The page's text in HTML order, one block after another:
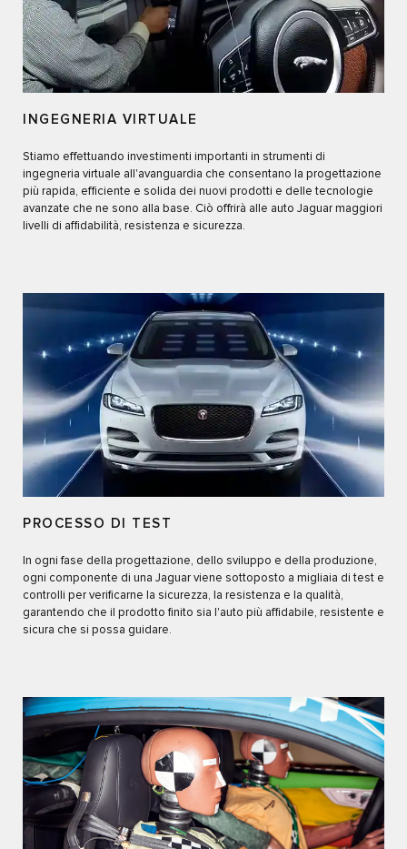
INGEGNERIA VIRTUALE
Stiamo effettuando investimenti importanti in strumenti di
ingegneria virtuale all'avanguardia che consentano la progettazione
più rapida, efficiente e solida dei nuovi prodotti e delle tecnologie
avanzate che ne sono alla base. Ciò offrirà alle auto Jaguar maggiori
livelli di affidabilità, resistenza e sicurezza.
PROCESSO DI TEST
In ogni fase della progettazione, dello sviluppo e della produzione,
ogni componente di una Jaguar viene sottoposto a migliaia di test e
controlli per verificarne la sicurezza, la resistenza e la qualità,
garantendo che il prodotto finito sia l'auto più affidabile, resistente e
sicura che si possa guidare.